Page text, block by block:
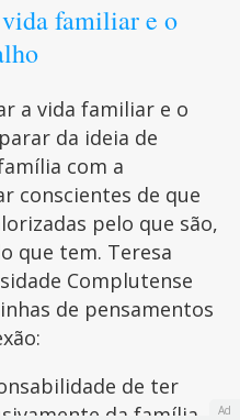
familiar e o
a vida familiar e o
da ideia de
com a
conscientes de que
pelo que são,
que tem. Teresa
Complutense
de pensamentos
de ter
Ad